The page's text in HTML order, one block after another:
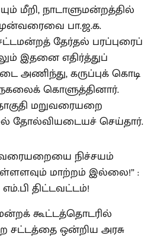
மீறி, நாடாளுமன்றத்தில்
பா.ஜ.க.
தேர்தல் பரப்புரைப்
இதனை எதிர்த்துப்
அணிந்து, கருப்புக் கொடி
கொளுத்தினார்.
மறுவரையறை
தோல்வியடையச் செய்தார்.
கூட்டத்தொடரில்
சட்டத்தை ஒன்றிய அரசு